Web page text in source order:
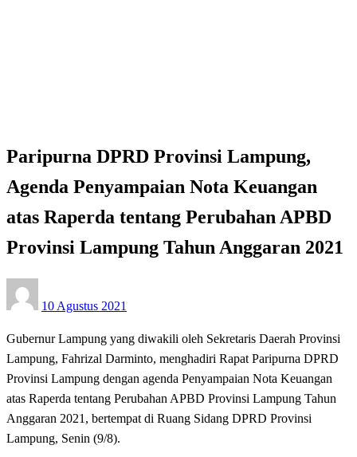
Paripurna DPRD Provinsi Lampung,
Agenda Penyampaian Nota Keuangan
atas Raperda tentang Perubahan APBD
Provinsi Lampung Tahun Anggaran 2021
on
10 Agustus 2021
Gubernur Lampung yang diwakili oleh Sekretaris Daerah Provinsi
Lampung, Fahrizal Darminto, menghadiri Rapat Paripurna DPRD
Provinsi Lampung dengan agenda Penyampaian Nota Keuangan
atas Raperda tentang Perubahan APBD Provinsi Lampung Tahun
Anggaran 2021, bertempat di Ruang Sidang DPRD Provinsi
Lampung, Senin (9/8).